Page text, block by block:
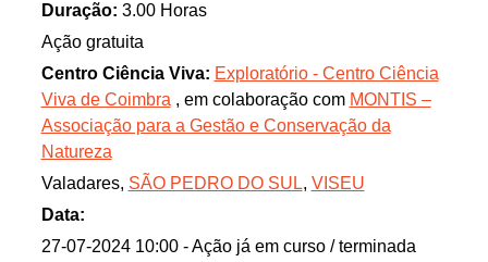
Duração: 3.00 Horas
Ação gratuita
Centro Ciência Viva: Exploratório - Centro Ciência
Viva de Coimbra, em colaboração com MONTIS –
Associação para a Gestão e Conservação da
Natureza
Valadares, SÃO PEDRO DO SUL, VISEU
Data:
27-07-2024 10:00 - Ação já em curso / terminada